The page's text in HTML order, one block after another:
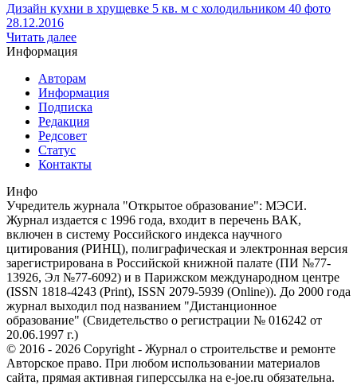
Дизайн кухни в хрущевке 5 кв. м с холодильником 40 фото
28.12.2016
Читать далее
Информация
Авторам
Информация
Подписка
Редакция
Редсовет
Статус
Контакты
Инфо
Учредитель журнала "Открытое образование": МЭСИ.
Журнал издается с 1996 года, входит в перечень ВАК,
включен в систему Российского индекса научного
цитирования (РИНЦ), полиграфическая и электронная версия
зарегистрирована в Российской книжной палате (ПИ №77-
13926, Эл №77-6092) и в Парижском международном центре
(ISSN 1818-4243 (Print), ISSN 2079-5939 (Online)). До 2000 года
журнал выходил под названием "Дистанционное
образование" (Свидетельство о регистрации № 016242 от
20.06.1997 г.)
© 2016 - 2026 Copyright - Журнал о строительстве и ремонте
Авторское право. При любом использовании материалов
сайта, прямая активная гиперссылка на e-joe.ru обязательна.